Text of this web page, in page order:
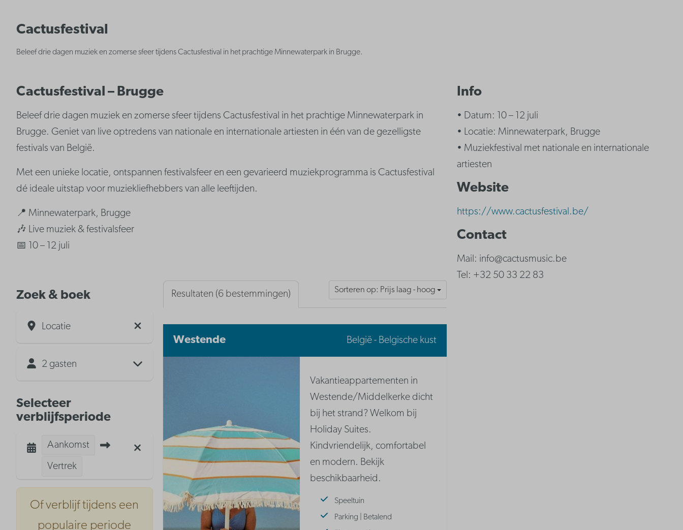
Cactusfestival
Beleef drie dagen muziek en zomerse sfeer tijdens Cactusfestival in het prachtige Minnewaterpark in Brugge.
Cactusfestival – Brugge
Beleef drie dagen muziek en zomerse sfeer tijdens Cactusfestival in het prachtige Minnewaterpark in
Brugge. Geniet van live optredens van nationale en internationale artiesten in één van de gezelligste
festivals van België.
Met een unieke locatie, ontspannen festivalsfeer en een gevarieerd muziekprogramma is Cactusfestival
dé ideale uitstap voor muziekliefhebbers van alle leeftijden.
📍 Minnewaterpark, Brugge
🎶 Live muziek & festivalsfeer
📅 10 – 12 juli
Zoek & boek
Locatie
2 gasten
Selecteer
verblijfsperiode
Aankomst
Vertrek
Of verblijf tijdens een
populaire periode
Sorteren op: Prijs laag - hoog
Resultaten (6 bestemmingen)
Westende België - Belgische kust
Vakantieappartementen in
Westende/Middelkerke dicht
bij het strand? Welkom bij
Holiday Suites.
Kindvriendelijk, comfortabel
en modern. Bekijk
beschikbaarheid.
Speeltuin
Parking | Betalend
Info
• Datum: 10 – 12 juli
• Locatie: Minnewaterpark, Brugge
• Muziekfestival met nationale en internationale
artiesten
Website
https://www.cactusfestival.be/
Contact
Mail: info@cactusmusic.be
Tel: +32 50 33 22 83